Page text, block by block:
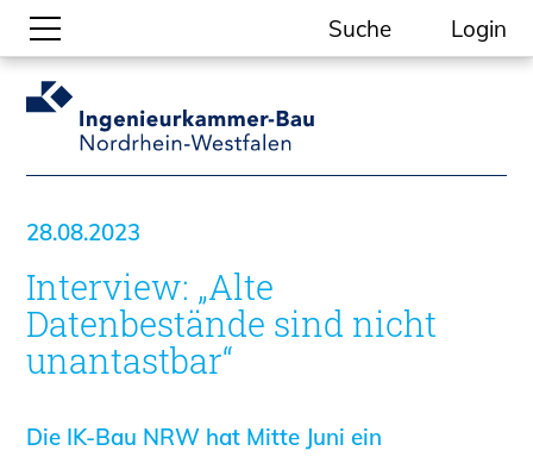
Suche
Gesellschaftliche Themen
Aktuelle Meldungen
Kein Ding ohne ING.
Ingenieurkammer-Bau NRW
Willkommen bei der Kammer
Aufgaben
Gremien
Mitgliedschaft
Login
28.08.2023
Interview: „Alte
Datenbestände sind nicht
unantastbar“
Die IK-Bau NRW hat Mitte Juni ein